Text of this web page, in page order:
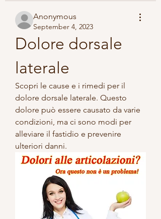
Anonymous
September 4, 2023
Dolore dorsale
laterale
Scopri le cause e i rimedi per il
dolore dorsale laterale. Questo
dolore può essere causato da varie
condizioni, ma ci sono modi per
alleviare il fastidio e prevenire
ulteriori danni.